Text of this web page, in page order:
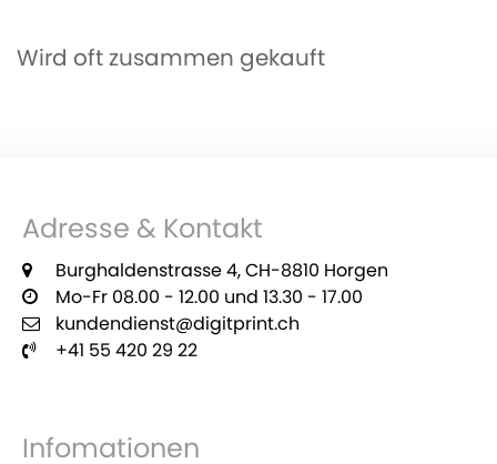
Wird oft zusammen gekauft
Adresse & Kontakt
Burghaldenstrasse 4, CH-8810 Horgen
Mo-Fr 08.00 - 12.00 und 13.30 - 17.00
kundendienst@digitprint.ch
+41 55 420 29 22
Infomationen